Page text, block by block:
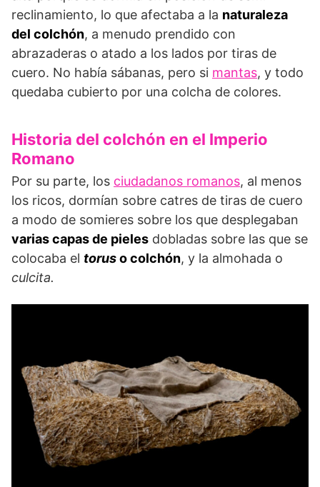
reclinamiento, lo que afectaba a la naturaleza
del colchón, a menudo prendido con
abrazaderas o atado a los lados por tiras de
cuero. No había sábanas, pero si mantas, y todo
quedaba cubierto por una colcha de colores.
Historia del colchón en el Imperio
Romano
Por su parte, los ciudadanos romanos, al menos
los ricos, dormían sobre catres de tiras de cuero
a modo de somieres sobre los que desplegaban
varias capas de pieles dobladas sobre las que se
colocaba el toruso colchón, y la almohada o
culcita.